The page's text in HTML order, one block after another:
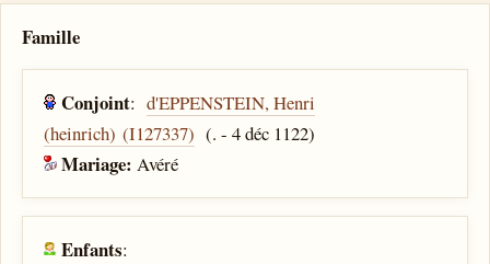
Famille
Conjoint:d'EPPENSTEIN, Henri
(heinrich) (I127337) (. - 4 déc 1122)
Mariage:Avéré
Enfants: